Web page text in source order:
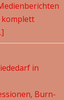
komplett
in
Burn-